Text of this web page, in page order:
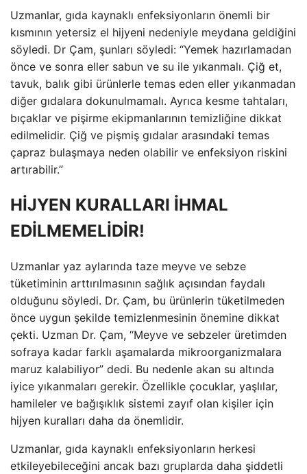
Uzmanlar, gıda kaynaklı enfeksiyonların önemli bir
kısmının yetersiz el hijyeni nedeniyle meydana geldiğini
söyledi. Dr Çam, şunları söyledi: “Yemek hazırlamadan
önce ve sonra eller sabun ve su ile yıkanmalı. Çiğ et,
tavuk, balık gibi ürünlerle temas eden eller yıkanmadan
diğer gıdalara dokunulmamalı. Ayrıca kesme tahtaları,
bıçaklar ve pişirme ekipmanlarının temizliğine dikkat
edilmelidir. Çiğ ve pişmiş gıdalar arasındaki temas
çapraz bulaşmaya neden olabilir ve enfeksiyon riskini
artırabilir.”
HİJYEN KURALLARI İHMAL
EDİLMEMELİDİR!
Uzmanlar yaz aylarında taze meyve ve sebze
tüketiminin arttırılmasının sağlık açısından faydalı
olduğunu söyledi. Dr. Çam, bu ürünlerin tüketilmeden
önce uygun şekilde temizlenmesinin önemine dikkat
çekti. Uzman Dr. Çam, “Meyve ve sebzeler üretimden
sofraya kadar farklı aşamalarda mikroorganizmalara
maruz kalabiliyor” dedi. Bu nedenle akan su altında
iyice yıkanmaları gerekir. Özellikle çocuklar, yaşlılar,
hamileler ve bağışıklık sistemi zayıf olan kişiler için
hijyen kuralları daha da önemlidir.
Uzmanlar, gıda kaynaklı enfeksiyonların herkesi
etkileyebileceğini ancak bazı gruplarda daha şiddetli